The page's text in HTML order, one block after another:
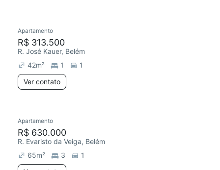
Apartamento
R$ 313.500
R. José Kauer, Belém
42m² 1
1
Ver contato
Apartamento
R$ 630.000
R. Evaristo da Veiga, Belém
65m² 3
1